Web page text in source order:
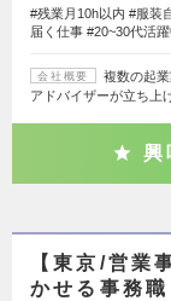
#残業月10h以内 #服装
届く仕事 #20~30代活
会社概要
複数の起
アドバイザーが立ち上
興
【東京/営業
かせる事務